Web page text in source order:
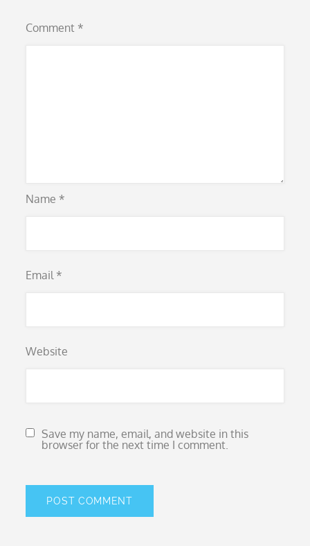
Comment *
Name *
Email *
Website
Save my name, email, and website in this
browser for the next time I comment.